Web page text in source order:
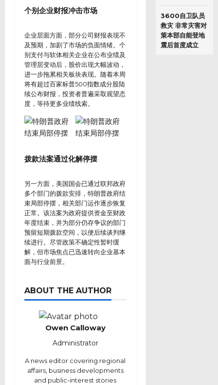
个别企业财报冲击市场
企业层面方面，部分公司财报表现不
及预期，加剧了市场的负面情绪。个
别支付与软体相关企业在公布业绩及
管理层变动后，股价出现大幅波动，
进一步拖累相关板块表现。随着本周
将有超过百家标普500指数成分股陆
续公布财报，投资者普遍采取观望态
度，等待更多业绩线索。
拨款法案通过化解停摆
另一方面，美国国会已通过联邦政府
多个部门的拨款安排，特朗普政府结
束局部停摆，相关部门运作逐步恢复
正常。该法案为政府提供资金至财政
年度结束，并为部分仍存争议的部门
预留短期拨款空间，以便后续谈判继
续进行。尽管政策不确定性暂时缓
解，但市场焦点已迅速转向企业基本
面与行业前景。
ABOUT THE AUTHOR
Owen Calloway
Administrator
A news editor covering regional
affairs, business developments
and public-interest stories
3600自卫队员
救灾 非常灾害对
策本部自能登地
震后首度成立